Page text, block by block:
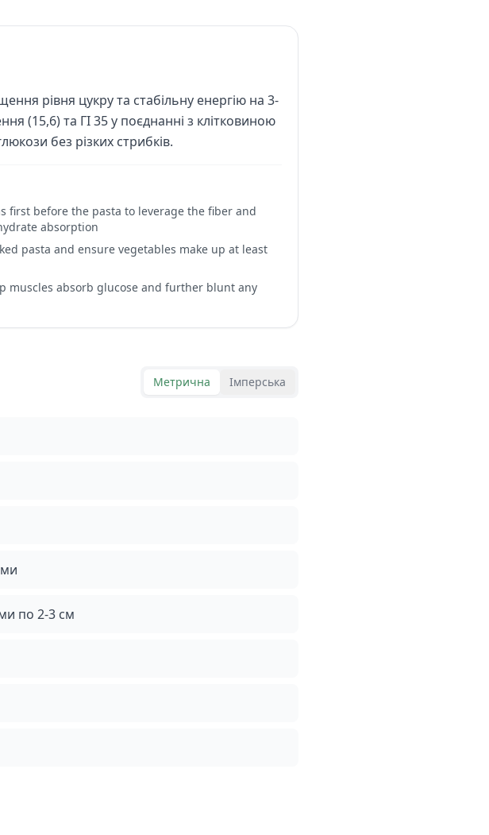
рівня цукру та стабільну енергію на 3-
(15,6) та ГІ 35 у поєднанні з клітковиною
без різких стрибків.
first before the pasta to leverage the fiber and
absorption
pasta and ensure vegetables make up at least
muscles absorb glucose and further blunt any
Метрична Імперська
по 2-3 см